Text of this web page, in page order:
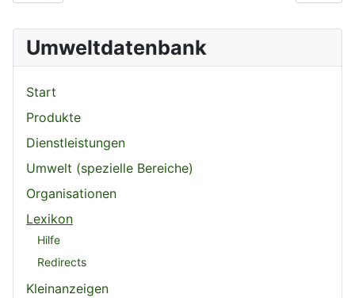
Umweltdatenbank
Start
Produkte
Dienstleistungen
Umwelt (spezielle Bereiche)
Organisationen
Lexikon
Hilfe
Redirects
Kleinanzeigen